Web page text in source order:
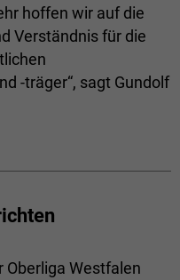
hoffen wir auf die
Verständnis für die
-träger“, sagt Gundolf
Oberliga Westfalen